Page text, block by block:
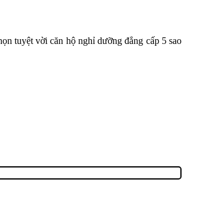
tuyệt vời căn hộ nghỉ dưỡng đẳng cấp 5 sao